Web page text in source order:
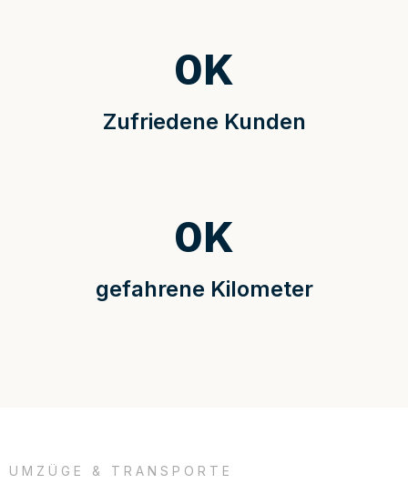
Zufriedene Kunden
0K
gefahrene Kilometer
0K
UMZÜGE & TRANSPORTE